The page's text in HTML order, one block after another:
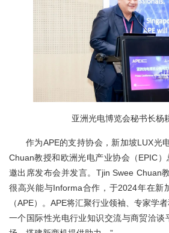
亚洲光电博览会秘书长杨
作为APE的支持协会，新加坡LUX光
Chuan教授和欧洲光电产业协会 （EPIC）
邀出席发布会并发言。 Tjin Swee Chuan
很高兴能与Informa合作，于2024年在新
（APE） 。 APE将汇聚行业领袖、专家学
一个国际性光电行业知识交流与商贸洽谈